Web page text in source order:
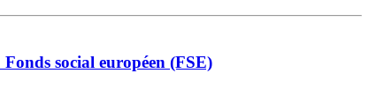
social européen (FSE)